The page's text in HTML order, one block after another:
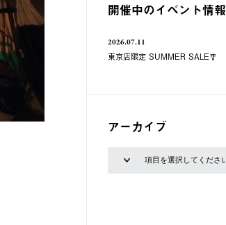
開催中のイベント情報
2026.07.11
東京店限定 SUMMER SALE🎐
アーカイブ